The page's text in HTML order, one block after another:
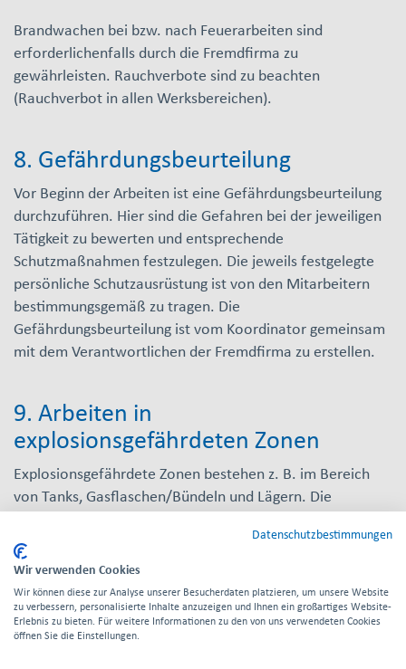
Brandwachen bei bzw. nach Feuerarbeiten sind
erforderlichenfalls durch die Fremdfirma zu
gewährleisten. Rauchverbote sind zu beachten
(Rauchverbot in allen Werksbereichen).
8. Gefährdungsbeurteilung
Vor Beginn der Arbeiten ist eine Gefährdungsbeurteilung
durchzuführen. Hier sind die Gefahren bei der jeweiligen
Tätigkeit zu bewerten und entsprechende
Schutzmaßnahmen festzulegen. Die jeweils festgelegte
persönliche Schutzausrüstung ist von den Mitarbeitern
bestimmungsgemäß zu tragen. Die
Gefährdungsbeurteilung ist vom Koordinator gemeinsam
mit dem Verantwortlichen der Fremdfirma zu erstellen.
9. Arbeiten in
explosionsgefährdeten Zonen
Explosionsgefährdete Zonen bestehen z. B. im Bereich
von Tanks, Gasflaschen/Bündeln und Lägern. Die
Sicherheitsmaßnahmen bei Arbeiten in
Explosionsgefährdeten Zonen sind je nach
Gefährdungsbeurteilung und Gasart festzulegen.
10. Feuerlöscheinrichtungen
Datenschutzbestimmungen
Wir verwenden Cookies
Wir können diese zur Analyse unserer Besucherdaten platzieren, um unsere Website
zu verbessern, personalisierte Inhalte anzuzeigen und Ihnen ein großartiges Website-
Erlebnis zu bieten. Für weitere Informationen zu den von uns verwendeten Cookies
öffnen Sie die Einstellungen.